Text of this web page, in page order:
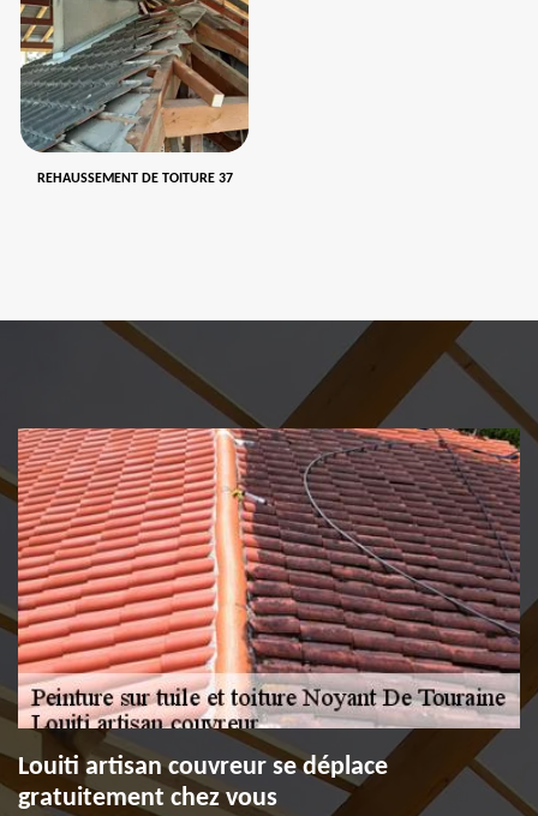
REHAUSSEMENT DE TOITURE 37
Louiti artisan couvreur se déplace
gratuitement chez vous